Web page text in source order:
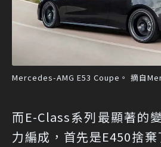
Mercedes-AMG E53 Coupe。 摘自
而E-Class系列最顯著的
力編成，首先是E450捨